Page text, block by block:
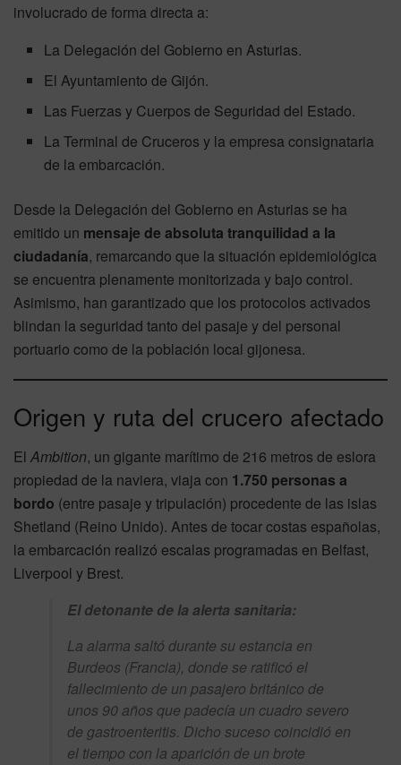
involucrado de forma directa a:
La Delegación del Gobierno en Asturias.
El Ayuntamiento de Gijón.
Las Fuerzas y Cuerpos de Seguridad del Estado.
La Terminal de Cruceros y la empresa consignataria
de la embarcación.
Desde la Delegación del Gobierno en Asturias se ha
emitido un mensaje de absoluta tranquilidad a la
ciudadanía, remarcando que la situación epidemiológica
se encuentra plenamente monitorizada y bajo control.
Asimismo, han garantizado que los protocolos activados
blindan la seguridad tanto del pasaje y del personal
portuario como de la población local gijonesa.
Origen y ruta del crucero afectado
El Ambition, un gigante marítimo de 216 metros de eslora
propiedad de la naviera, viaja con 1.750 personas a
bordo (entre pasaje y tripulación) procedente de las islas
Shetland (Reino Unido). Antes de tocar costas españolas,
la embarcación realizó escalas programadas en Belfast,
Liverpool y Brest.
El detonante de la alerta sanitaria:
La alarma saltó durante su estancia en
Burdeos (Francia), donde se ratificó el
fallecimiento de un pasajero británico de
unos 90 años que padecía un cuadro severo
de gastroenteritis. Dicho suceso coincidió en
el tiempo con la aparición de un brote